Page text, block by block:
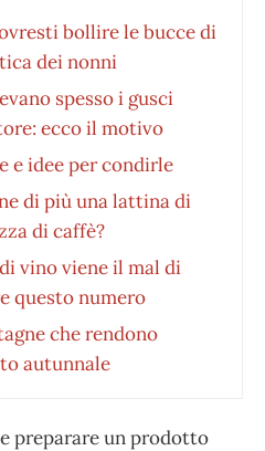
bollire le bucce di
dei nonni
spesso i gusci
ecco il motivo
e idee per condirle
di più una lattina di
di caffè?
vino viene il mal di
questo numero
che rendono
autunnale
preparare un prodotto